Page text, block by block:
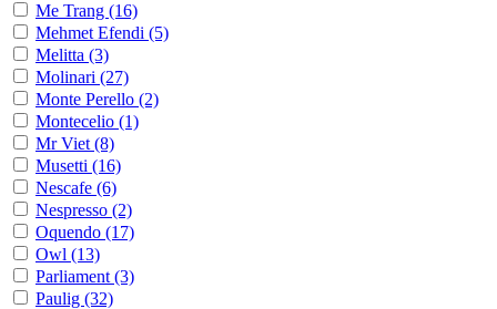
Me Trang (16)
Mehmet Efendi (5)
Melitta (3)
Molinari (27)
Monte Perello (2)
Montecelio (1)
Mr Viet (8)
Musetti (16)
Nescafe (6)
Nespresso (2)
Oquendo (17)
Owl (13)
Parliament (3)
Paulig (32)